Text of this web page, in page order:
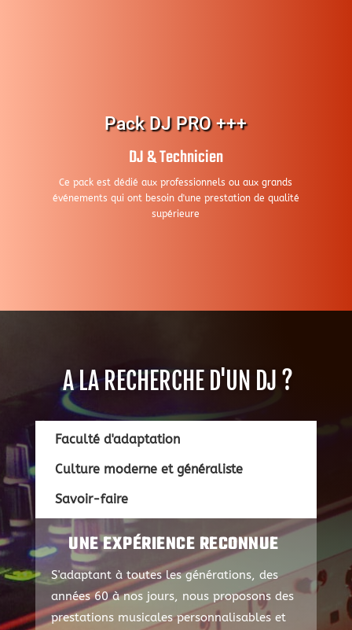
Pack DJ PRO +++
DJ & Technicien
Ce pack est dédié aux professionnels ou aux grands
événements qui ont besoin d'une prestation de qualité
supérieure
A LA RECHERCHE D'UN DJ ?
Faculté d'adaptation
Culture moderne et généraliste
Savoir-faire
UNE EXPÉRIENCE RECONNUE
S'adaptant à toutes les générations, des
années 60 à nos jours, nous proposons des
prestations musicales personnalisables et